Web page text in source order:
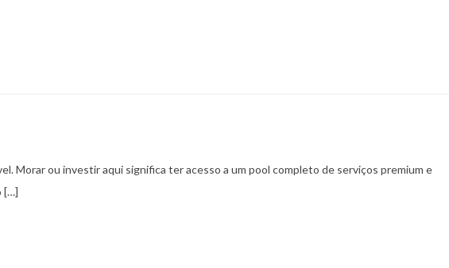
Morar ou investir aqui significa ter acesso a um pool completo de serviços premium e
[…]